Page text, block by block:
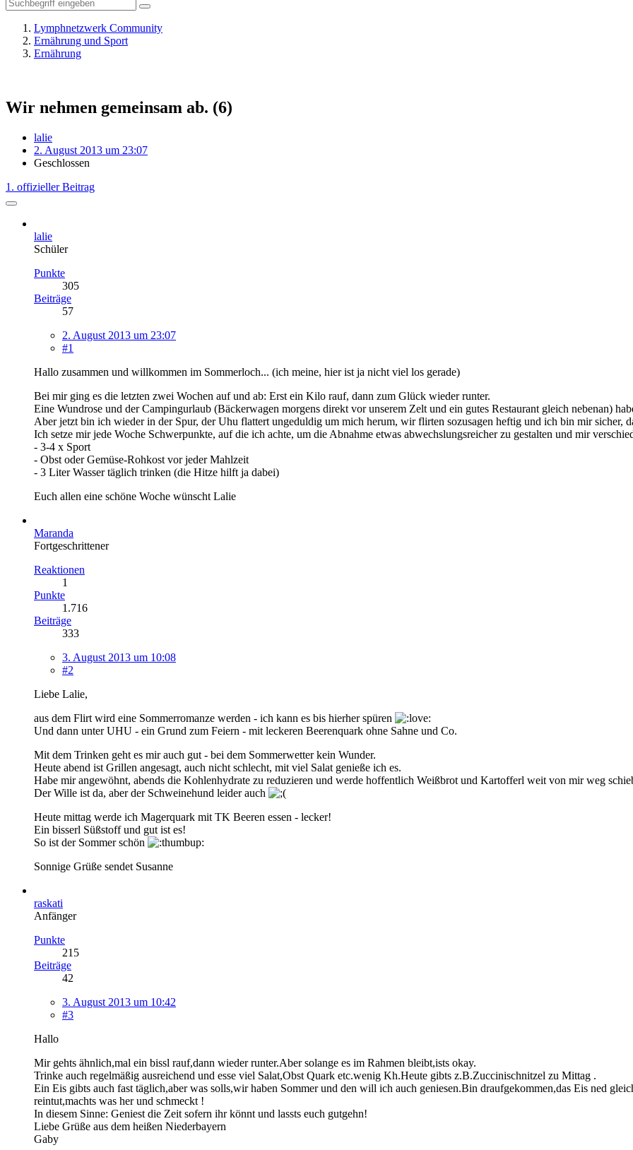
Lymphnetzwerk Community
Ernährung und Sport
Ernährung
Wir nehmen gemeinsam ab. (6)
lalie
2. August 2013 um 23:07
Geschlossen
1. offizieller Beitrag
lalie
Schüler
Punkte
305
Beiträge
57
2. August 2013 um 23:07
#1
Hallo zusammen und willkommen im Sommerloch... (ich meine, hier ist ja nicht viel los gerade)
Bei mir ging es die letzten zwei Wochen auf und ab: Erst ein Kilo rauf, dann zum Glück wieder runter.
Eine Wundrose und der Campingurlaub (Bäckerwagen morgens direkt vor unserem Zelt und ein gutes Restaurant gleich nebenan)
Aber jetzt bin ich wieder in der Spur, der Uhu flattert ungeduldig um mich herum, wir flirten sozusagen heftig und ich bin mir sicher,
Ich setze mir jede Woche Schwerpunkte, auf die ich achte, um die Abnahme etwas abwechslungsreicher zu gestalten und mir
- 3-4 x Sport
- Obst oder Gemüse-Rohkost vor jeder Mahlzeit
- 3 Liter Wasser täglich trinken (die Hitze hilft ja dabei)
Euch allen eine schöne Woche wünscht Lalie
Maranda
Fortgeschrittener
Reaktionen
1
Punkte
1.716
Beiträge
333
3. August 2013 um 10:08
#2
Liebe Lalie,
aus dem Flirt wird eine Sommerromanze werden - ich kann es bis hierher spüren
Und dann unter UHU - ein Grund zum Feiern - mit leckeren Beerenquark ohne Sahne und Co.
Mit dem Trinken geht es mir auch gut - bei dem Sommerwetter kein Wunder.
Heute abend ist Grillen angesagt, auch nicht schlecht, mit viel Salat genieße ich es.
Habe mir angewöhnt, abends die Kohlenhydrate zu reduzieren und werde hoffentlich Weißbrot und Kartofferl weit von mir weg
Der Wille ist da, aber der Schweinehund leider auch
Heute mittag werde ich Magerquark mit TK Beeren essen - lecker!
Ein bisserl Süßstoff und gut ist es!
So ist der Sommer schön
Sonnige Grüße sendet Susanne
raskati
Anfänger
Punkte
215
Beiträge
42
3. August 2013 um 10:42
#3
Hallo
Mir gehts ähnlich,mal ein bissl rauf,dann wieder runter.Aber solange es im Rahmen bleibt,ists okay.
Trinke auch regelmäßig ausreichend und esse viel Salat,Obst Quark etc.wenig Kh.Heute gibts z.B.Zuccinischnitzel zu Mittag .
Ein Eis gibts auch fast täglich,aber was solls,wir haben Sommer und den will ich auch geniesen.Bin draufgekommen,das Eis ned
reintut,machts was her und schmeckt !
In diesem Sinne: Geniest die Zeit sofern ihr könnt und lassts euch gutgehn!
Liebe Grüße aus dem heißen Niederbayern
Gaby